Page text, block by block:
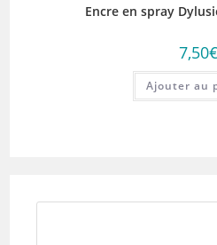
Encre en spray
7,50€
Ajouter au